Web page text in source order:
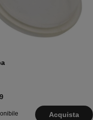
Acquista